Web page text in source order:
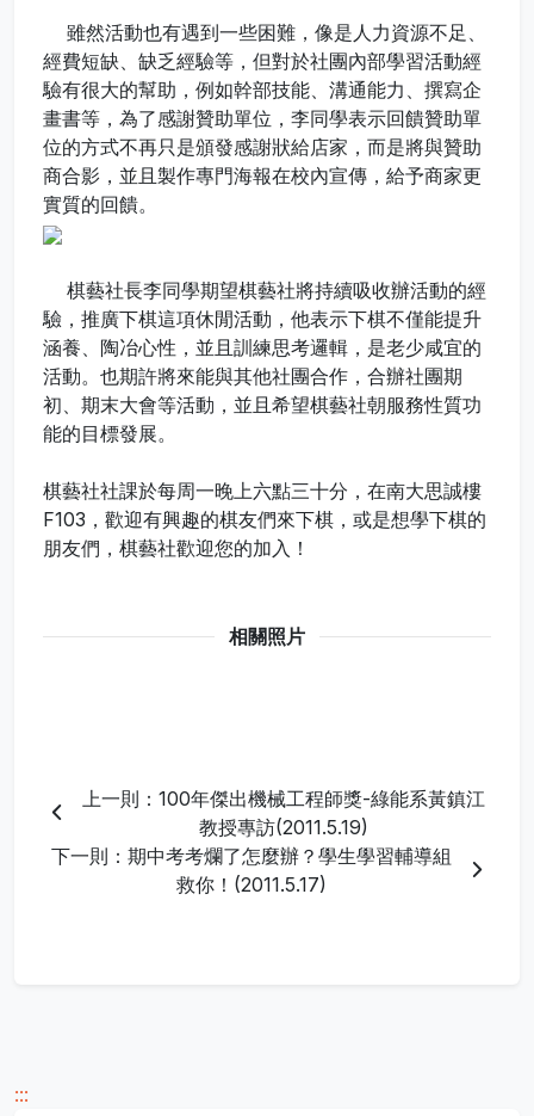
雖然活動也有遇到一些困難，像是人力資源不足、
經費短缺、缺乏經驗等，但對於社團內部學習活動經
驗有很大的幫助，例如幹部技能、溝通能力、撰寫企
畫書等，為了感謝贊助單位，李同學表示回饋贊助單
位的方式不再只是頒發感謝狀給店家，而是將與贊助
商合影，並且製作專門海報在校內宣傳，給予商家更
實質的回饋。
棋藝社長李同學期望棋藝社將持續吸收辦活動的經
驗，推廣下棋這項休閒活動，他表示下棋不僅能提升
涵養、陶冶心性，並且訓練思考邏輯，是老少咸宜的
活動。也期許將來能與其他社團合作，合辦社團期
初、期末大會等活動，並且希望棋藝社朝服務性質功
能的目標發展。
棋藝社社課於每周一晚上六點三十分，在南大思誠樓
F103，歡迎有興趣的棋友們來下棋，或是想學下棋的
朋友們，棋藝社歡迎您的加入！
相關照片
上一則：100年傑出機械工程師獎-綠能系黃鎮江
教授專訪(2011.5.19)
下一則：期中考考爛了怎麼辦？學生學習輔導組
救你！(2011.5.17)
:::